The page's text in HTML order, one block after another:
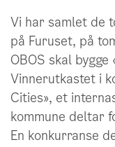
Vi har samlet de
på Furuset, på
OBOS skal bygge
Vinnerutkastet i
Cities», et
kommune deltar
En konkurranse